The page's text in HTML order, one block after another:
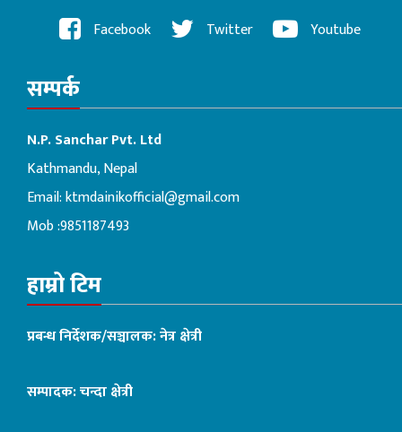
Facebook Twitter Youtube
सम्पर्क
N.P. Sanchar Pvt. Ltd
Kathmandu, Nepal
Email:ktmdainikofficial@gmail.com
Mob :9851187493
हाम्रो टिम
प्रबन्ध निर्देशक/सञ्चालक: नेत्र क्षेत्री
सम्पादक: चन्दा क्षेत्री